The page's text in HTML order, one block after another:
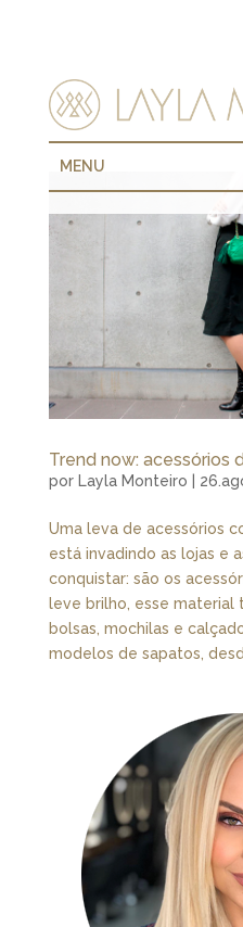
MENU
Trend now: acessórios
por Layla Monteiro
Uma leva de acessórios
está invadindo as lojas e
conquistar: são os
leve brilho, esse material
bolsas, mochilas e
modelos de sapatos,